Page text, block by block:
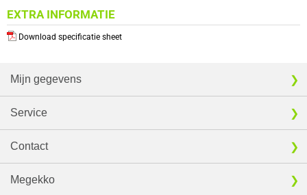
EXTRA INFORMATIE
Download specificatie sheet
Mijn gegevens
Service
Contact
Megekko